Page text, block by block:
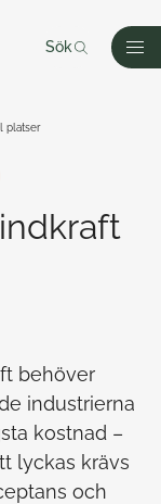
Sök
platser
behöver
industrierna
kostnad –
lyckas krävs
och